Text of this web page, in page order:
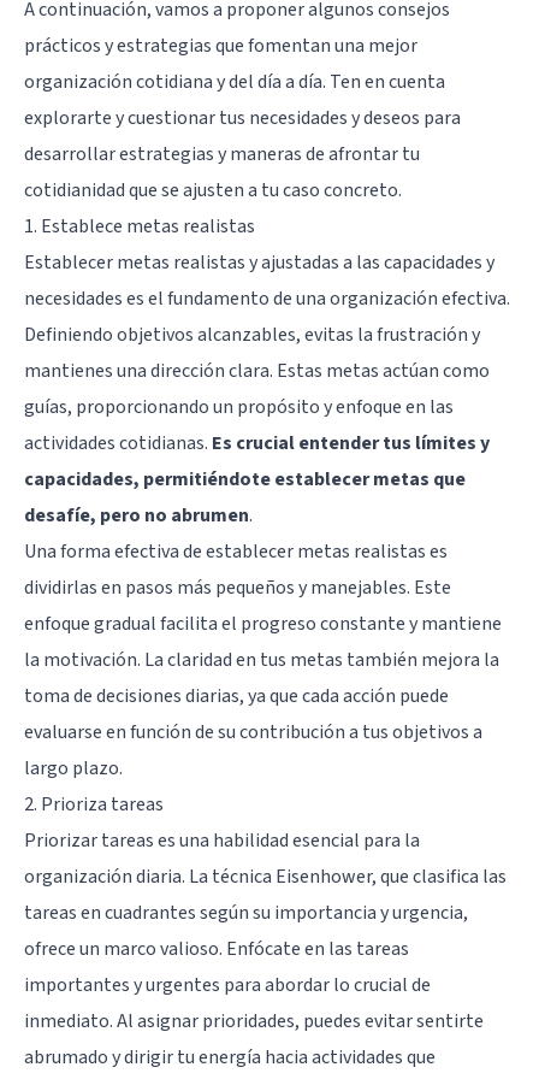
A continuación, vamos a proponer algunos consejos
prácticos y estrategias que fomentan una mejor
organización cotidiana y del día a día. Ten en cuenta
explorarte y cuestionar tus necesidades y deseos para
desarrollar estrategias y maneras de afrontar tu
cotidianidad que se ajusten a tu caso concreto.
1. Establece metas realistas
Establecer metas realistas y ajustadas a las capacidades y
necesidades es el fundamento de una organización efectiva.
Definiendo objetivos alcanzables, evitas la frustración y
mantienes una dirección clara. Estas metas actúan como
guías, proporcionando un propósito y enfoque en las
actividades cotidianas. Es crucial entender tus límites y
capacidades, permitiéndote establecer metas que
desafíe, pero no abrumen.
Una forma efectiva de establecer metas realistas es
dividirlas en pasos más pequeños y manejables. Este
enfoque gradual facilita el progreso constante y mantiene
la motivación. La claridad en tus metas también mejora la
toma de decisiones diarias, ya que cada acción puede
evaluarse en función de su contribución a tus objetivos a
largo plazo.
2. Prioriza tareas
Priorizar tareas es una habilidad esencial para la
organización diaria. La técnica Eisenhower, que clasifica las
tareas en cuadrantes según su importancia y urgencia,
ofrece un marco valioso. Enfócate en las tareas
importantes y urgentes para abordar lo crucial de
inmediato. Al asignar prioridades, puedes evitar sentirte
abrumado y dirigir tu energía hacia actividades que